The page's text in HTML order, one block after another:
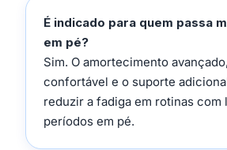
É indicado para quem passa
em pé?
Sim. O amortecimento
confortável e o suporte
reduzir a fadiga em rotinas com
períodos em pé.